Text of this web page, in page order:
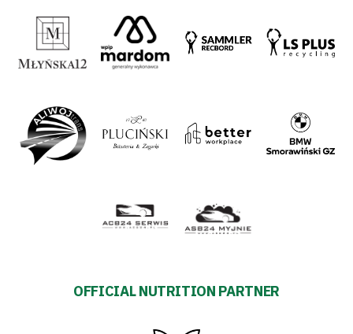
OFFICIAL NUTRITION PARTNER